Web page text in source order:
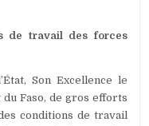
de travail des forces
Son Excellence le
Faso, de gros efforts
conditions de travail